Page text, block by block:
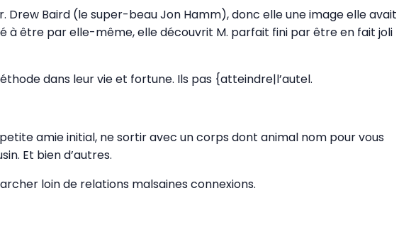
Baird (le super-beau Jon Hamm), donc elle une image elle avait
à être par elle-même, elle découvrit M. parfait fini par être en fait joli
dans leur vie et fortune. Ils pas {atteindre|l’autel.
amie initial, ne sortir avec un corps dont animal nom pour vous
Et bien d’autres.
loin de relations malsaines connexions.